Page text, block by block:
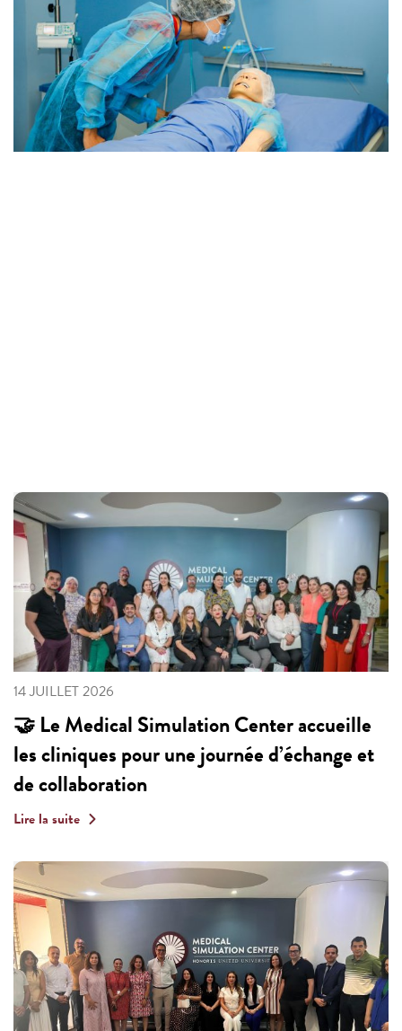
14 JUILLET 2026
🤝 Le Medical Simulation Center accueille
les cliniques pour une journée d’échange et
de collaboration
Lire la suite